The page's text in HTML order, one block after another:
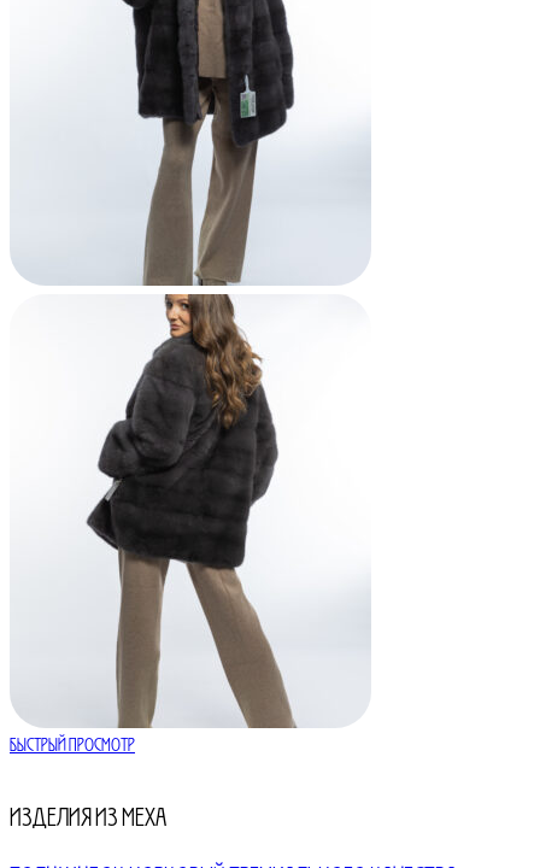
Быстрый просмотр
Изделия из меха